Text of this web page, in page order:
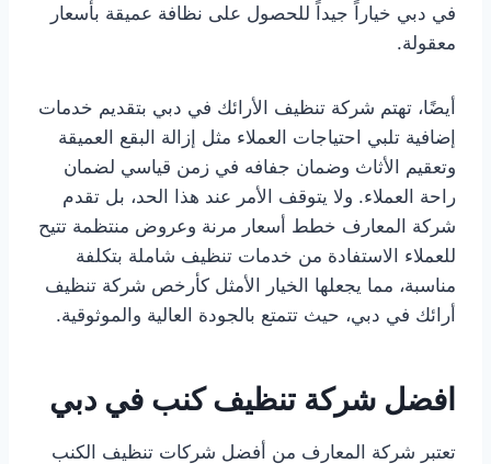
في دبي خياراً جيداً للحصول على نظافة عميقة بأسعار
معقولة.
أيضًا، تهتم شركة تنظيف الأرائك في دبي بتقديم خدمات
إضافية تلبي احتياجات العملاء مثل إزالة البقع العميقة
وتعقيم الأثاث وضمان جفافه في زمن قياسي لضمان
راحة العملاء. ولا يتوقف الأمر عند هذا الحد، بل تقدم
شركة المعارف خطط أسعار مرنة وعروض منتظمة تتيح
للعملاء الاستفادة من خدمات تنظيف شاملة بتكلفة
مناسبة، مما يجعلها الخيار الأمثل كأرخص شركة تنظيف
أرائك في دبي، حيث تتمتع بالجودة العالية والموثوقية.
افضل شركة تنظيف كنب في دبي
تعتبر شركة المعارف من أفضل شركات تنظيف الكنب